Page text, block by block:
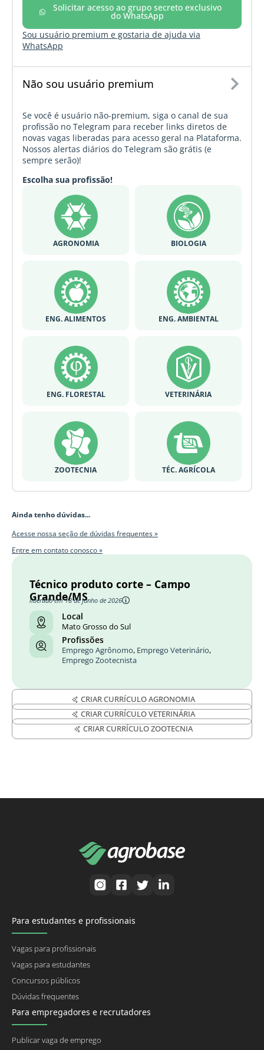
Solicitar acesso ao grupo secreto exclusivo
do WhatsApp
Sou usuário premium e gostaria de ajuda via
WhatsApp
Não sou usuário premium
Se você é usuário não-premium, siga o canal de sua
profissão no Telegram para receber links diretos de
novas vagas liberadas para acesso geral na Plataforma.
Nossos alertas diários do Telegram são grátis (e
sempre serão)!
Escolha sua profissão!
AGRONOMIA BIOLOGIA
ENG. ALIMENTOS ENG. AMBIENTAL
ENG. FLORESTAL VETERINÁRIA
ZOOTECNIA TÉC. AGRÍCOLA
Ainda tenho dúvidas...
Acesse nossa seção de dúvidas frequentes »
Entre em contato conosco »
Técnico produto corte – Campo
Grande/MS
liberado em 18 de junho de 2026
Local
Mato Grosso do Sul
Profissões
Emprego Agrônomo, Emprego Veterinário,
Emprego Zootecnista
CRIAR CURRÍCULO AGRONOMIA
CRIAR CURRÍCULO VETERINÁRIA
CRIAR CURRÍCULO ZOOTECNIA
Para estudantes e profissionais
Vagas para profissionais
Vagas para estudantes
Concursos públicos
Dúvidas frequentes
Para empregadores e recrutadores
Publicar vaga de emprego